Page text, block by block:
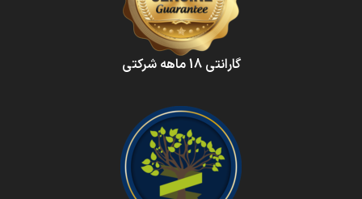
گارانتی 18 ماهه شرکتی